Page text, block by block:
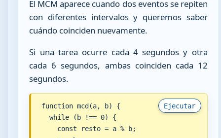
El MCM aparece cuando dos eventos se repiten
con diferentes intervalos y queremos saber
cuándo coinciden nuevamente.
Si una tarea ocurre cada 4 segundos y otra
cada 6 segundos, ambas coinciden cada 12
segundos.
Ejecutar
function mcd(a, b) {
  while (b !== 0) {
    const resto = a % b;